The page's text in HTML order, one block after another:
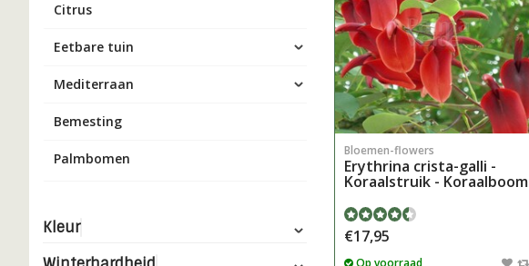
Citrus
Eetbare tuin
Mediterraan
Bemesting
Palmbomen
Kleur
Bloemen-flowers
Erythrina crista-galli -
Koraalstruik - Koraalboom
€17,95
Op voorraad